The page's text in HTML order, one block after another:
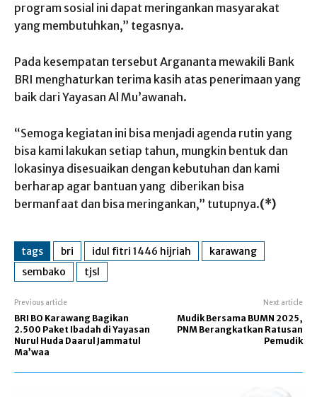
program sosial ini dapat meringankan masyarakat
yang membutuhkan,” tegasnya.
Pada kesempatan tersebut Argananta mewakili Bank
BRI menghaturkan terima kasih atas penerimaan yang
baik dari Yayasan Al Mu’awanah.
“Semoga kegiatan ini bisa menjadi agenda rutin yang
bisa kami lakukan setiap tahun, mungkin bentuk dan
lokasinya disesuaikan dengan kebutuhan dan kami
berharap agar bantuan yang diberikan bisa
bermanfaat dan bisa meringankan,” tutupnya.(*)
tags bri idul fitri 1446 hijriah
karawang
sembako
tjsl
Previous article
BRI BO Karawang Bagikan
2.500 Paket Ibadah di Yayasan
Nurul Huda Daarul Jammatul
Ma’waa
Next article
Mudik Bersama BUMN 2025,
PNM Berangkatkan Ratusan
Pemudik